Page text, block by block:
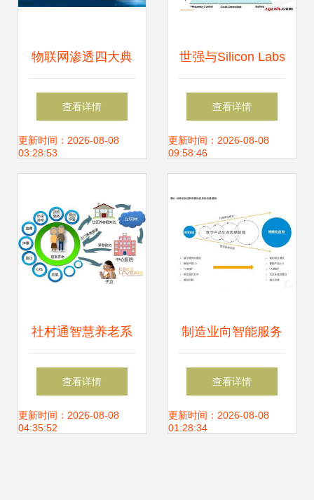
物联网渗透四大典
型应用领域 赋能千
行百业，重塑服务
查看详情
更新时间：2026-08-08
03:28:53
世强与Silicon Labs
研讨会圆满落幕，
助力物联网关键应
查看详情
更新时间：2026-08-08
09:58:46
社村通智慧养老系
统 以物联网技术开
启“互联网+养老”新
查看详情
更新时间：2026-08-08
04:35:52
制造业向智能服务
转型 以物联网为新
引擎，构建协同生
查看详情
更新时间：2026-08-08
01:28:34